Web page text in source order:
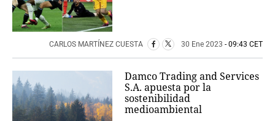
CARLOS MARTÍNEZ CUESTA 30 Ene 2023 - 09:43 CET
Damco Trading and Services
S.A. apuesta por la
sostenibilidad
medioambiental